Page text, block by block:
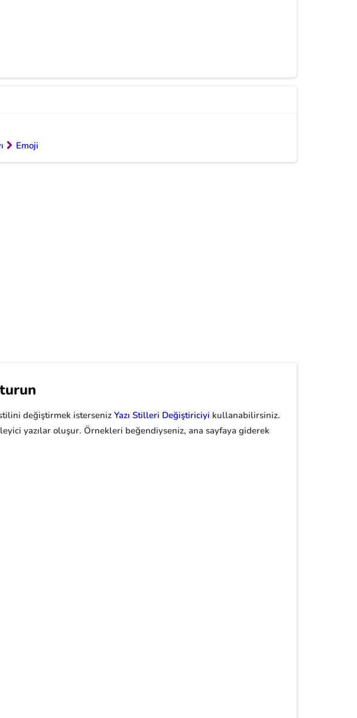
Emoji
değiştirmek isterseniz Yazı Stilleri Değiştiriciyi kullanabilirsiniz.
yazılar oluşur. Örnekleri beğendiyseniz, ana sayfaya giderek